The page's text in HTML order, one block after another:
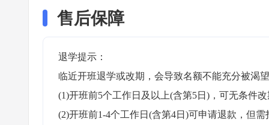
售后保障
退学提示：
临近开班退学或改期，会导致名额不能充分被渴
(1)开班前5个工作日及以上(含第5日)，可无条件
(2)开班前1-4个工作日(含第4日)可申请退款，但